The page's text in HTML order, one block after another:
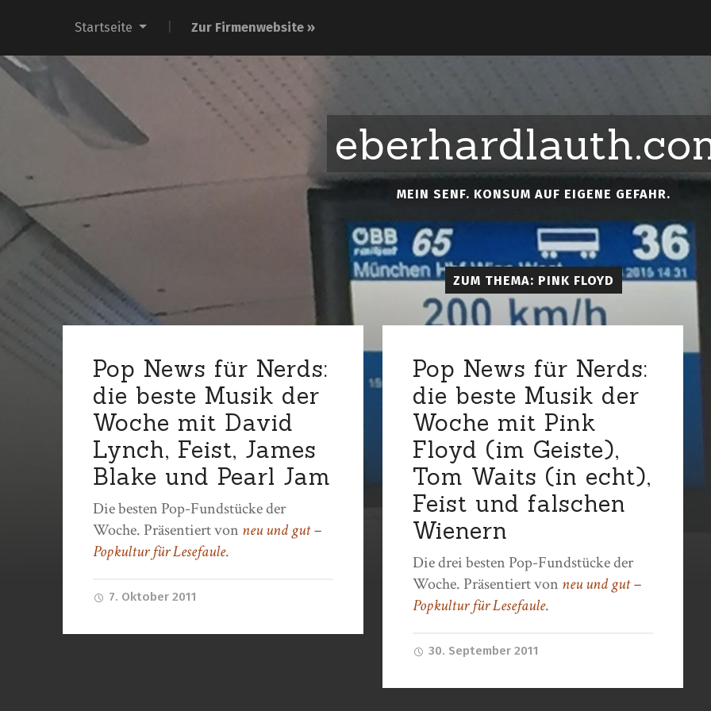
Startseite Zur Firmenwebsite »
MEIN SENF. KONSUM AUF EIGENE GEFAHR.
ZUM THEMA: PINK FLOYD
Pop News für Nerds:
die beste Musik der
Woche mit David
Lynch, Feist, James
Blake und Pearl Jam
Die besten Pop-Fundstücke der
Woche. Präsentiert von neu und gut –
Popkultur für Lesefaule.
7. Oktober 2011
Pop News für Nerds:
die beste Musik der
Woche mit Pink
Floyd (im Geiste),
Tom Waits (in echt),
Feist und falschen
Wienern
Die drei besten Pop-Fundstücke der
Woche. Präsentiert von neu und gut –
Popkultur für Lesefaule.
30. September 2011